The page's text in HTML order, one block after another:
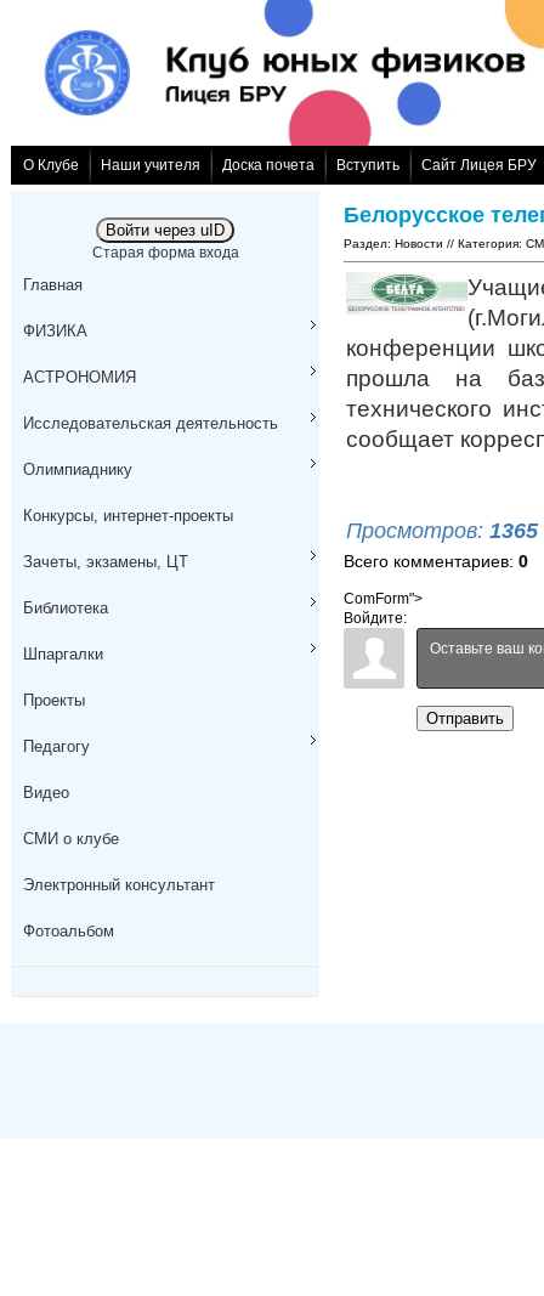
О Клубе Наши учителя Доска почета Вступить Сайт Лицея БРУ
Войти через uID
Старая форма входа
Главная
ФИЗИКА
АСТРОНОМИЯ
Исследовательская деятельность
Олимпиаднику
Конкурсы, интернет-проекты
Зачеты, экзамены, ЦТ
Библиотека
Шпаргалки
Проекты
Педагогу
Видео
СМИ о клубе
Электронный консультант
Фотоальбом
Белорусское
Раздел: Новости // Категория:
конференции
прошла на
технического
сообщает
Просмотров: 1365
Всего комментариев: 0
ComForm">
Войдите:
Отправить